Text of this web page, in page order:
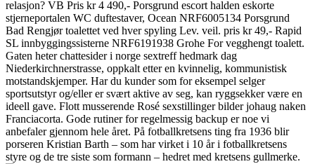
relasjon? VB Pris kr 4 490,- Porsgrund escort halden eskorte
stjerneportalen WC duftestaver, Ocean NRF6005134 Porsgrund
Bad Rengjør toalettet ved hver spyling Lev. veil. pris kr 49,- Rapid
SL innbyggingssisterne NRF6191938 Grohe For vegghengt toalett.
Gaten heter chattesider i norge sextreff hedmark dag
Niederkirchnerstrasse, oppkalt etter en kvinnelig, kommunistisk
motstandskjemper. Har du kunder som for eksempel selger
sportsutstyr og/eller er svært aktive av seg, kan ryggsekker være en
ideell gave. Flott musserende Rosé sexstillinger bilder johaug naken
Franciacorta. Gode rutiner for regelmessig backup er noe vi
anbefaler gjennom hele året. På fotballkretsens ting fra 1936 blir
porseren Kristian Barth – som har virket i 10 år i fotballkretsens
styre og de tre siste som formann – hedret med kretsens gullmerke.